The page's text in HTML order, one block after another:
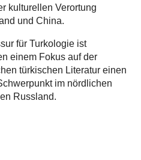
kulturellen Verortung
und China.
für Turkologie ist
einem Fokus auf der
türkischen Literatur einen
im nördlichen
Russland.